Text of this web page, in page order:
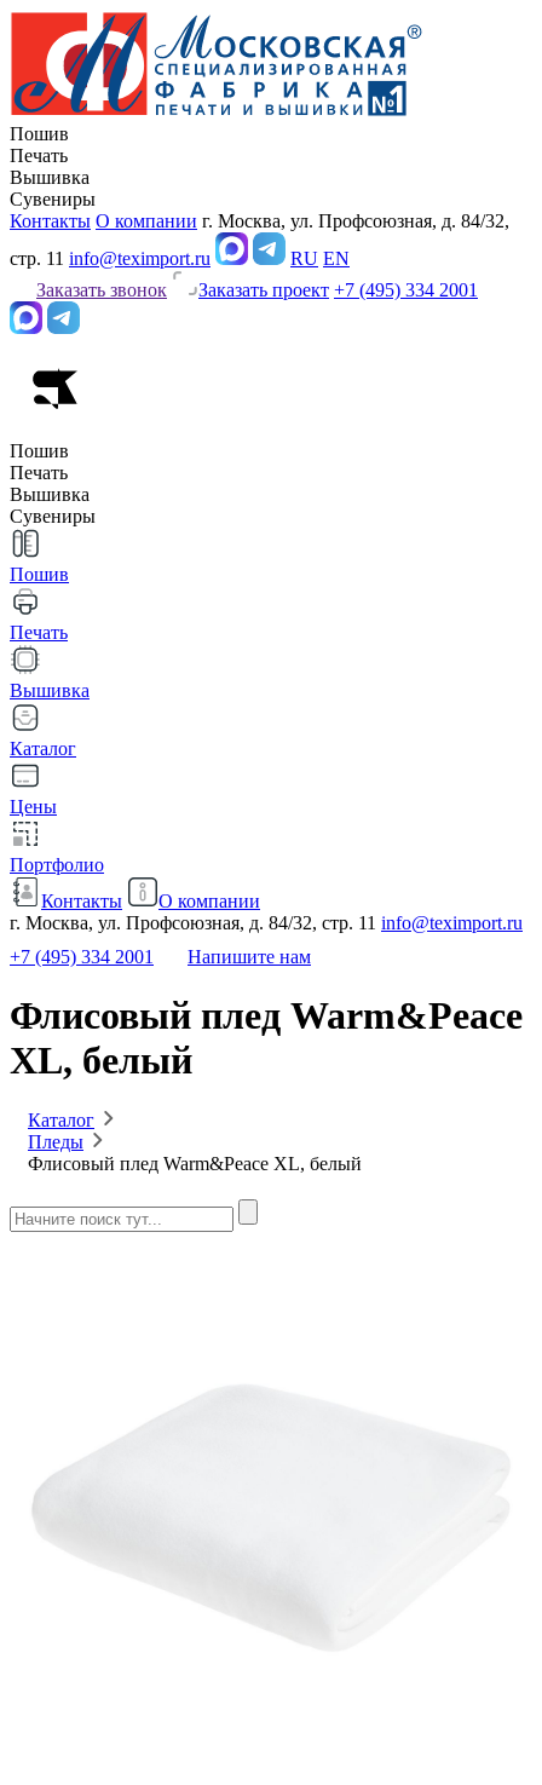
Пошив
Печать
Вышивка
Сувениры
Контакты О компании г. Москва, ул. Профсоюзная, д. 84/32,
стр. 11 info@teximport.ru RU EN
Заказать звонок
Заказать проект +7 (495) 334 2001
Пошив
Печать
Вышивка
Сувениры
Пошив
Печать
Вышивка
Каталог
Цены
Портфолио
Контакты
О компании
г. Москва, ул. Профсоюзная, д. 84/32, стр. 11 info@teximport.ru
+7 (495) 334 2001
Напишите нам
Флисовый плед Warm&Peace
XL, белый
Каталог
Пледы
Флисовый плед Warm&Peace XL, белый